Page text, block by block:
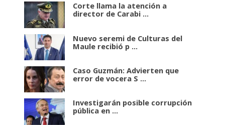
Corte llama la atención a
director de Carabi ...
Nuevo seremi de Culturas del
Maule recibió p ...
Caso Guzmán: Advierten que
error de vocera S ...
Investigarán posible corrupción
pública en ...